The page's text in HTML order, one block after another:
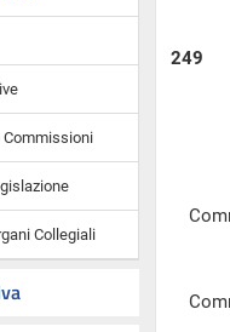
Collegiali
249